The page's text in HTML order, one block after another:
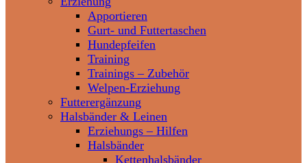
Apportieren
Gurt- und Futtertaschen
Hundepfeifen
Training
Trainings – Zubehör
Welpen-Erziehung
Futterergänzung
Halsbänder & Leinen
Erziehungs – Hilfen
Halsbänder
Kettenhalsbänder